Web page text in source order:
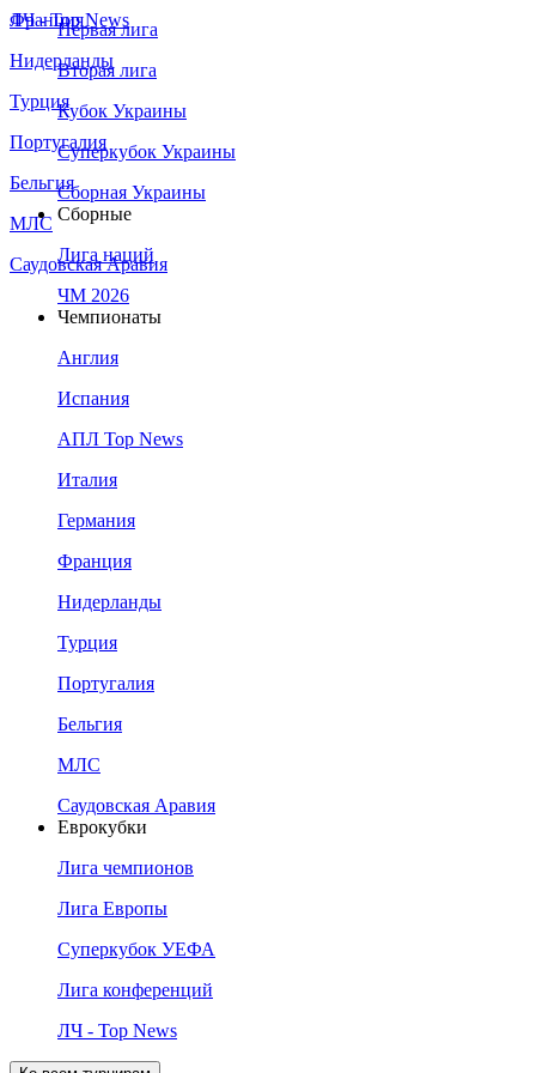
Франция
Нидерланды
Турция
Португалия
Бельгия
МЛС
Саудовская Аравия
ЛЧ - Top News
Первая лига
Вторая лига
Кубок Украины
Суперкубок Украины
Сборная Украины
Сборные
Лига наций
ЧМ 2026
Чемпионаты
Англия
Испания
АПЛ Top News
Италия
Германия
Франция
Нидерланды
Турция
Португалия
Бельгия
МЛС
Саудовская Аравия
Еврокубки
Лига чемпионов
Лига Европы
Суперкубок УЕФА
Лига конференций
ЛЧ - Top News